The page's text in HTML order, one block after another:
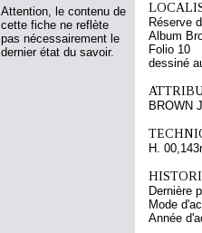
Attention, le contenu de
cette fiche ne reflète
pas nécessairement le
dernier état du savoir.
Réserve
Album
Folio 10
dessiné
BROWN
H.
Dernière
Mode
Année